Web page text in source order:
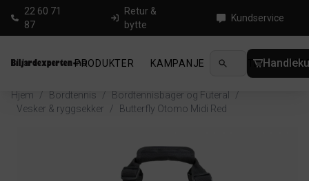
22 60 71
87
Retur &
bytte
Kundservice
PRODUKTER KAMPANJE NYHETER
Hjem / Bordtennis / Bordtennisbager og Futeral
/
Vesker & ryggsekker
/ Butterfly Otomo Midi Red